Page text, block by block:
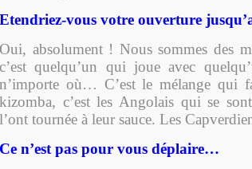
Etendriez-vous votre ouverture
Oui, absolument ! Nous sommes des
c’est quelqu’un qui joue avec
n’importe où… C’est le mélange qui
kizomba, c’est les Angolais qui se
l’ont tournée à leur sauce. Les
Ce n’est pas pour vous déplaire…